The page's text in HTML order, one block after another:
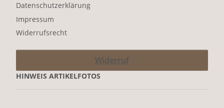
Datenschutzerklärung
Impressum
Widerrufsrecht
Widerruf
HINWEIS ARTIKELFOTOS